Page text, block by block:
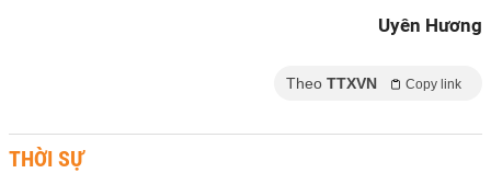
Uyên Hương
Theo TTXVN Copy link
THỜI SỰ